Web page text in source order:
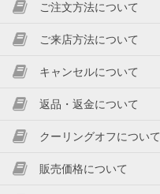
ご注文方法について
ご来店方法について
キャンセルについて
返品・返金について
クーリングオフについて
販売価格について